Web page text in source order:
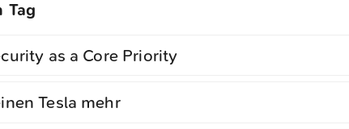
Tag
as a Core Priority
Tesla mehr